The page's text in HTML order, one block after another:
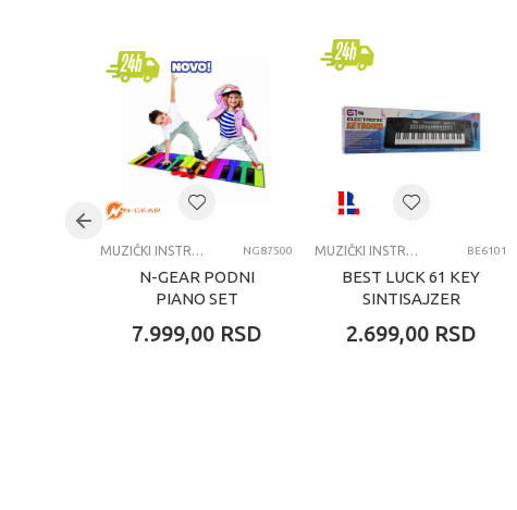
Pol
Uzrast
MUZIČKI INSTRUMENTI NG87500
N-GEAR PODNI
PIANO SET
7.999,00 RSD
MUZIČKI INSTRUMENTI BE6101
BEST LUCK 61 KEY
SINTISAJZER
2.699,00 RSD